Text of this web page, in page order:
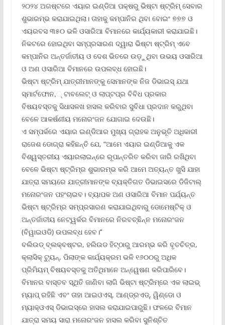
୨୦୨୪ ଅଗଷ୍ଟରେ ଏୟାର ଇଣ୍ଡିଆ ପକ୍ଷରୁ ଭିଷ୍ଟା ଷ୍ଟ୍ରିମ୍ ସେବାର
ଶୁଭାରମ୍ଭ କରାଯାଇଥିଲା। ତାହାକୁ କମ୍ପାନିର ଥିବା ବୋଇଂ ୭୭୭ ଓ
ଏୟରବସ ୩୫୦ ଭଳି ଓସାରିଆ ବିମାନରେ କାର୍ଯ୍ୟକାରୀ କରାଯାଇଛି।
ନିକଟରେ ହୋଇଥିବା ସମ୍ପ୍ରସାରଣ ଦ୍ୱାରା ଭିଷ୍ଟା ଷ୍ଟ୍ରିମ୍ ଏବେ
କମ୍ପାନିର ଅନ୍ତର୍ଜାତୀୟ ଓ ଦେଶ ଭିତରେ ଉଡ଼ୁଥିବା ଉଭୟ ଓସାରିଆ
ଓ ଅଣ ଓସାରିଆ ବିମାନରେ ଉପଲବ୍ଧ ହୋଇଛି।
ଭିଷ୍ଟା ଷ୍ଟ୍ରିମ୍ ଯାତ୍ରୀମାନଙ୍କୁ ସେମାନଙ୍କ ନିଜ ଡିଭାଇସ୍ ଯଥା
ସ୍ମାର୍ଟଫୋନ,୍ ଟାବଲେଟ୍ ଓ ଲାପ୍‌ଟପ୍‌ର ବିବିଧ ପ୍ରକାର
ବିଷୟବସ୍ତକୁ ସିଧାସଳଖ ହାସଲ କରିବାର ସୁବିଧା ପ୍ରଦାନ କରୁଥିବା
ବେଳେ ଆକର୍ଷଣୀୟ ମନୋରଂଜନ ଯୋଗାଇ ଦେଉଛି।
ଏ ସମ୍ପର୍କରେ ଏୟାର ଇଣ୍ଡିଆର ମୁଖ୍ୟ ଗ୍ରାହକ ଅନୁଭୂତି ଅଧିକାରୀ
ରାଜେଶ ଡୋଗ୍ରା କହିଛନ୍ତି ଯେ, “ଆମେ ଏୟାର ଇଣ୍ଡିଆକୁ ଏକ
ବିଶ୍ୱସ୍ତରୀୟ ଏୟାରଲାଇନ୍‌ରେ ରୂପାନ୍ତରିତ କରିବା ଜାରି ରଖିଥିବା
ବେଳେ ଭିଷ୍ଟା ଷ୍ଟ୍ରିମ୍‌ର ଶୁଭାରମ୍ଭ କରି ଆମେ ଅତ୍ୟନ୍ତ ଖୁସି ଯାହା
ଯାତ୍ରା ସମୟରେ ଯାତ୍ରୀମାନଙ୍କ ବ୍ୟକ୍ତିଗତ ଡିଭାଇସରେ ଡିଜିଟାଲ୍
ମନୋରଂଜନ ପହଂଚାଇବ। ବ୍ୟାପକ ଅଣ ଓସାରିଆ ବିମାନ ପର୍ଯ୍ୟନ୍ତ
ଭିଷ୍ଟା ଷ୍ଟ୍ରିମ୍‌ର ସମ୍ପ୍ରସାରଣ କରାଯାଇଥିବାରୁ ଡୋମେଷ୍ଟିକ୍ ଓ
ଅନ୍ତର୍ଜାତୀୟ ନେଟ୍‌ୱର୍କର ବିମାନରେ ନିରବଚ୍ଛିନ୍ନ ମନୋରଂଜନ
(ବିୱାଇଓଡି) ଉପଲବ୍ଧ ହେବ।’’
ବଲିଉଡ୍ ବ୍ଲକ୍‌ବଷ୍ଟର, ହଲିଉଡ ହିଟ୍‌ଠାରୁ ଆରମ୍ଭ କରି ବୃତଚିତ୍ର,
କ୍ଲାସିକ୍ ଟ୍ୟୁନ୍‌, ପିଲାଙ୍କ କାର୍ଯ୍ୟକ୍ରମ ଭଳି ୧୬୦୦ରୁ ଅଧିକ
ପ୍ରିମିୟମ୍ ବିଷୟବସ୍ତକୁ ଅତିଥିମାନେ ଅନ୍ୱେଷଣ କରିପାରିବେ।
ବିମାନର ବାସ୍ତବ ସ୍ଥିତି ଜାଣିବା ଲାଗି ଭିଷ୍ଟା ଷ୍ଟ୍ରିମ୍‌ରେ ଏକ ଲାଇଭ୍
ମ୍ୟାପ୍ ରହିଛି ଏବଂ ତାହା ଆଇଓଏସ୍‌, ଆଣ୍ଡ୍ରଏଡ୍‌, ୱିଣ୍ଡୋ ଓ
ମ୍ୟାକ୍‌ଓଏସ୍ ଡିଭାଇସ୍‌ରେ ହାସଲ କରାଯାଇପାରୁଛି। ଫଳରେ ବିମାନ
ଯାତ୍ରା ସମୟ ସାରା ମନୋରଂଜନ ହାସଲ କରିବା ସୁନିଶ୍ଚିତ